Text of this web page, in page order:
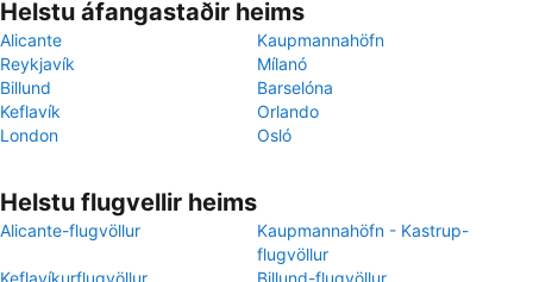
Helstu áfangastaðir heims
Alicante
Kaupmannahöfn
Reykjavík
Mílanó
Billund
Barselóna
Keflavík
Orlando
London
Osló
Helstu flugvellir heims
Alicante-flugvöllur
Kaupmannahöfn - Kastrup-
flugvöllur
Keflavíkurflugvöllur
Billund-flugvöllur